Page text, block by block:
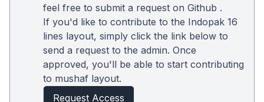
feel free to submit a request on Github .
If you'd like to contribute to the Indopak 16
lines layout, simply click the link below to
send a request to the admin. Once
approved, you'll be able to start contributing
to mushaf layout.
Request Access